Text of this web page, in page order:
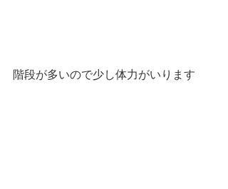
階段が多いので少し体力がいります